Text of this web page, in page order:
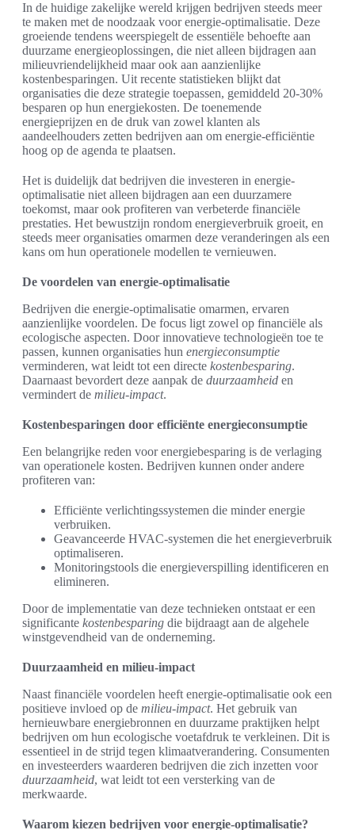
In de huidige zakelijke wereld krijgen bedrijven steeds meer
te maken met de noodzaak voor energie-optimalisatie. Deze
groeiende tendens weerspiegelt de essentiële behoefte aan
duurzame energieoplossingen, die niet alleen bijdragen aan
milieuvriendelijkheid maar ook aan aanzienlijke
kostenbesparingen. Uit recente statistieken blijkt dat
organisaties die deze strategie toepassen, gemiddeld 20-30%
besparen op hun energiekosten. De toenemende
energieprijzen en de druk van zowel klanten als
aandeelhouders zetten bedrijven aan om energie-efficiëntie
hoog op de agenda te plaatsen.
Het is duidelijk dat bedrijven die investeren in energie-
optimalisatie niet alleen bijdragen aan een duurzamere
toekomst, maar ook profiteren van verbeterde financiële
prestaties. Het bewustzijn rondom energieverbruik groeit, en
steeds meer organisaties omarmen deze veranderingen als een
kans om hun operationele modellen te vernieuwen.
De voordelen van energie-optimalisatie
Bedrijven die energie-optimalisatie omarmen, ervaren
aanzienlijke voordelen. De focus ligt zowel op financiële als
ecologische aspecten. Door innovatieve technologieën toe te
passen, kunnen organisaties hun energieconsumptie
verminderen, wat leidt tot een directe kostenbesparing.
Daarnaast bevordert deze aanpak de duurzaamheid en
vermindert de milieu-impact.
Kostenbesparingen door efficiënte energieconsumptie
Een belangrijke reden voor energiebesparing is de verlaging
van operationele kosten. Bedrijven kunnen onder andere
profiteren van:
Efficiënte verlichtingssystemen die minder energie
verbruiken.
Geavanceerde HVAC-systemen die het energieverbruik
optimaliseren.
Monitoringstools die energieverspilling identificeren en
elimineren.
Door de implementatie van deze technieken ontstaat er een
significante kostenbesparing die bijdraagt aan de algehele
winstgevendheid van de onderneming.
Duurzaamheid en milieu-impact
Naast financiële voordelen heeft energie-optimalisatie ook een
positieve invloed op de milieu-impact. Het gebruik van
hernieuwbare energiebronnen en duurzame praktijken helpt
bedrijven om hun ecologische voetafdruk te verkleinen. Dit is
essentieel in de strijd tegen klimaatverandering. Consumenten
en investeerders waarderen bedrijven die zich inzetten voor
duurzaamheid, wat leidt tot een versterking van de
merkwaarde.
Waarom kiezen bedrijven voor energie-optimalisatie?